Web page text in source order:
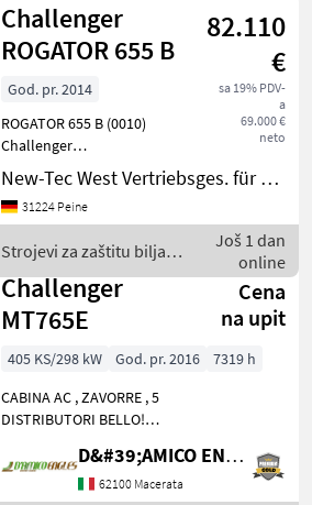
Challenger
ROGATOR 655 B
82.110
€
sa 19% PDV-
a
69.000 €
neto
God. pr. 2014
ROGATOR 655 B (0010)
Challenger
Selbstfahrfeldspritze (0020)
- in serienmäßiger
Grundausrüstung - (0030)
(0040) Arbeitsbreite 30/18
m (0050) 1
New-Tec West Vertriebsges. für Agrartechnik mbH, Peine
31224 Peine
Strojevi za zaštitu bilja /
Challenger
Još 1 dan
online
Challenger
MT765E
Cena
na upit
405 KS/298 kW God. pr. 2016
7319 h
CABINA AC , ZAVORRE , 5
DISTRIBUTORI BELLO!
(traktori točkaši)
D&#39;AMICO ENGLES SRL
62100 Macerata